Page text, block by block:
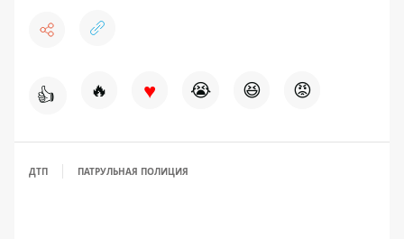
👍 🔥 ♥ 😭 😆 😡
ДТП ПАТРУЛЬНАЯ ПОЛИЦИЯ